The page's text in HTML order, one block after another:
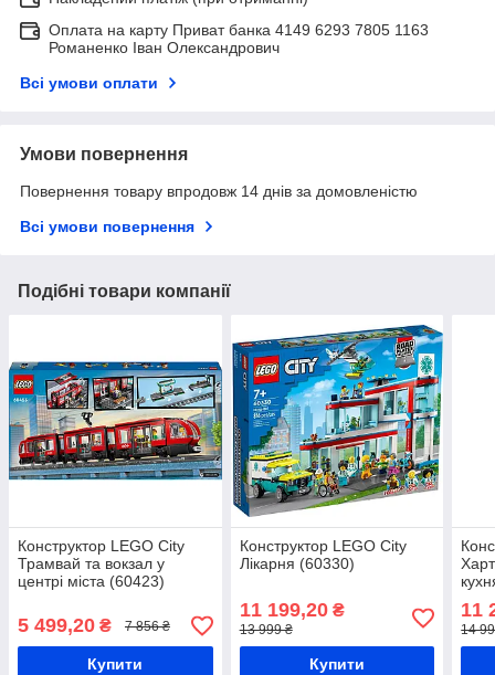
Оплата на карту Приват банка 4149 6293 7805 1163
Романенко Іван Олександрович
Всі умови оплати
Умови повернення
Повернення товару впродовж 14 днів за домовленістю
Всі умови повернення
Подібні товари компанії
Конструктор LEGO City
Трамвай та вокзал у
центрі міста (60423)
5 499,20 ₴ 7 856 ₴
Купити
Конструктор LEGO City
Лікарня (60330)
11 199,20₴
13 999 ₴
Купити
11
14